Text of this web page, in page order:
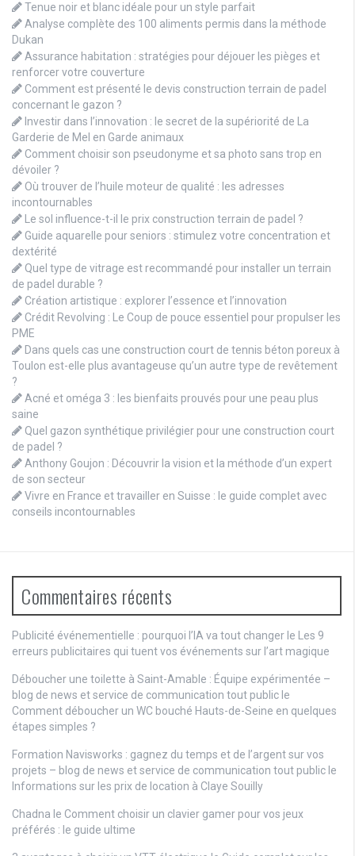
Tenue noir et blanc idéale pour un style parfait
Analyse complète des 100 aliments permis dans la méthode
Dukan
Assurance habitation : stratégies pour déjouer les pièges et
renforcer votre couverture
Comment est présenté le devis construction terrain de padel
concernant le gazon ?
Investir dans l’innovation : le secret de la supériorité de La
Garderie de Mel en Garde animaux
Comment choisir son pseudonyme et sa photo sans trop en
dévoiler ?
Où trouver de l’huile moteur de qualité : les adresses
incontournables
Le sol influence-t-il le prix construction terrain de padel ?
Guide aquarelle pour seniors : stimulez votre concentration et
dextérité
Quel type de vitrage est recommandé pour installer un terrain
de padel durable ?
Création artistique : explorer l’essence et l’innovation
Crédit Revolving : Le Coup de pouce essentiel pour propulser les
PME
Dans quels cas une construction court de tennis béton poreux à
Toulon est-elle plus avantageuse qu’un autre type de revêtement
?
Acné et oméga 3 : les bienfaits prouvés pour une peau plus
saine
Quel gazon synthétique privilégier pour une construction court
de padel ?
Anthony Goujon : Découvrir la vision et la méthode d’un expert
de son secteur
Vivre en France et travailler en Suisse : le guide complet avec
conseils incontournables
Commentaires récents
Publicité événementielle : pourquoi l’IA va tout changer le
Les 9
erreurs publicitaires qui tuent vos événements sur l’art magique
Déboucher une toilette à Saint-Amable : Équipe expérimentée –
blog de news et service de communication tout public le
Comment déboucher un WC bouché Hauts-de-Seine en quelques
étapes simples ?
Formation Navisworks : gagnez du temps et de l’argent sur vos
projets – blog de news et service de communication tout public le
Informations sur les prix de location à Claye Souilly
Chadna le Comment choisir un clavier gamer pour vos jeux
préférés : le guide ultime